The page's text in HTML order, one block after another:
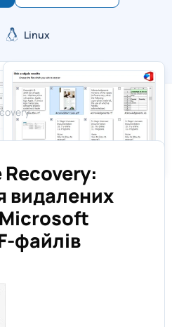
Linux
видалених
файлів